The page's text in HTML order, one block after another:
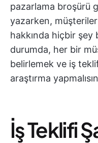
pazarlama broşürü
yazarken,
hakkında hiçbir şey
durumda, her bir
belirlemek ve iş
araştırma
İş Teklifi